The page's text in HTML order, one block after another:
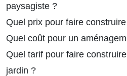
paysagiste ?
Quel prix pour faire
Quel coût pour un
Quel tarif pour faire
jardin ?